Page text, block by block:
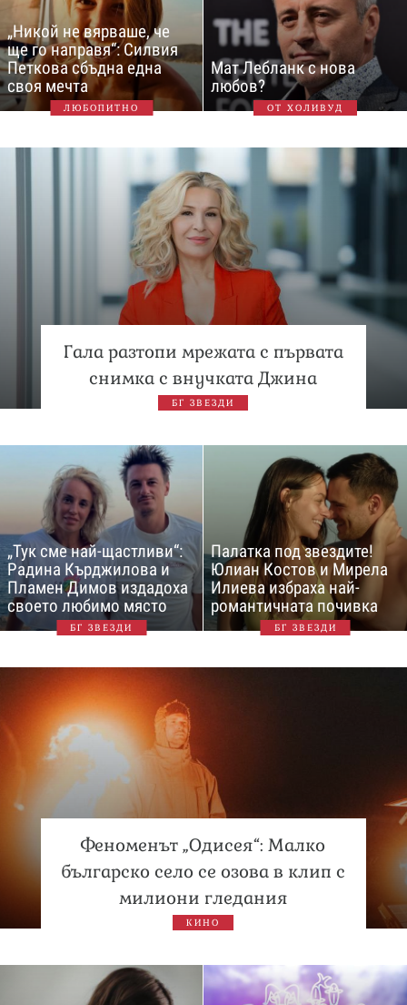
„Никой не вярваше, че
ще го направя“: Силвия
Петкова сбъдна една
своя мечта
ЛЮБОПИТНО
Мат Лебланк с нова
любов?
ОТ ХОЛИВУД
Гала разтопи мрежата с първата
снимка с внучката Джина
БГ ЗВЕЗДИ
„Тук сме най-щастливи“:
Радина Кърджилова и
Пламен Димов издадоха
своето любимо място
БГ ЗВЕЗДИ
Палатка под звездите!
Юлиан Костов и Мирела
Илиева избраха най-
романтичната почивка
БГ ЗВЕЗДИ
Феноменът „Одисея“: Малко
българско село се озова в клип с
милиони гледания
КИНО